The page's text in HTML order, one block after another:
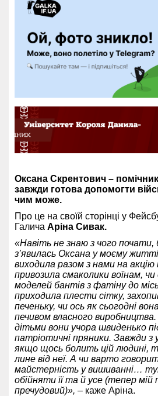
Оксана Скрентович –
завжди готова допомогти
чим може.
Про це на своїй сторінці у
Галича Аріна Сивак.
«Навіть не знаю з чого
з’явилась Оксана у моєму
виходила разом з нами на
привозила смаколики воїнам,
моделей бантів з фатіну до
приходила плести сітку,
печеньку, чи ось як сьогодні
печивом власного виробництва.
дітьми вони учора швиденько
патріотичні пряники. Завжди з
якщо щось болить цій людині,
лине від неї. А чи варто
майстерність у вишиванні…
обійняти її та й усе (тепер мій
пречудовий)», – каже Аріна.